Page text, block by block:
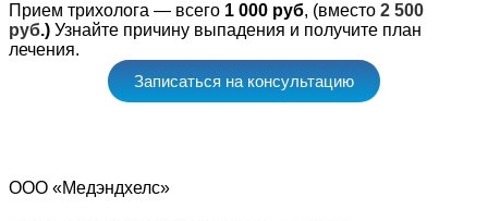
Прием трихолога — всего 1 000 руб, (вместо 2 500
руб.) Узнайте причину выпадения и получите план
лечения.
Записаться на консультацию
ООО «Медэндхелс»